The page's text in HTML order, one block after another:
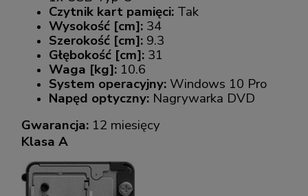
Czytnik kart pamięci: Tak
Wysokość [cm]: 34
Szerokość [cm]: 9.3
Głębokość [cm]: 31
Waga [kg]: 10.6
System operacyjny:Windows 10 Pro
Napęd optyczny: Nagrywarka DVD
Gwarancja: 12 miesięcy
Klasa A